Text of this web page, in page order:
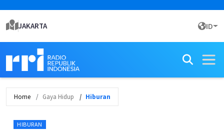
JAKARTA ID
Home Gaya Hidup Hiburan
HIBURAN